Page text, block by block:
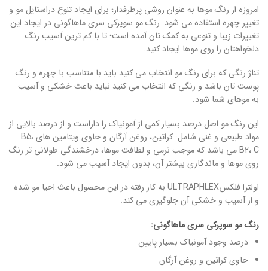
امروزه از رنگ موها به عنوان روشی پرطرفدار؛ برای ایجاد تنوع دراستایل مو و
تغییر چهره استفاده می شود. رنگ مو سوپرکی سری ماهاگونی در ایجاد این
تغییرات زیبا و تنوعی به کمک تان آمده است؛ تا با کم ترین آسیب رنگ
دلخواهتان را روی موها ایجاد کنید.
تناژ رنگی که برای رنگ مو انتخاب می کنید باید با متناسب با چهره و رنگ
پوست تان باشد و رنگی که انتخاب می کنید نباید باعث خشکی و آسیب
به موهای شما شود.
این رنگ مو اصل درصد بسیار کمی از آمونیاک را داراست و از درصد بالایی از
مواد طبیعی و غنی شامل: کراتین، روغن آرگان و حاوی ویتامین های B5،
B2، C می باشد که موجب نرمی و لطافت موها، درخشندگی طولانی تر رنگ
روی موها و ماندگاری بیشتر آن، بدون ایجاد آسیب می شود.
اولترا فلکسULTRAPHLEX به کار رفته در این محصول باعث احیا مو شده
و از آسیب و خشکی آن جلوگیری می کند.
رنگ مو سوپرکی سری ماهاگونی:
درصد وجود آمونیاک بسیار پایین
حاوی کراتین و روغن آرگان